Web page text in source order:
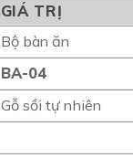
GIÁ TRỊ
Bộ bàn ăn
BA-04
Gỗ sồi tự nhiên